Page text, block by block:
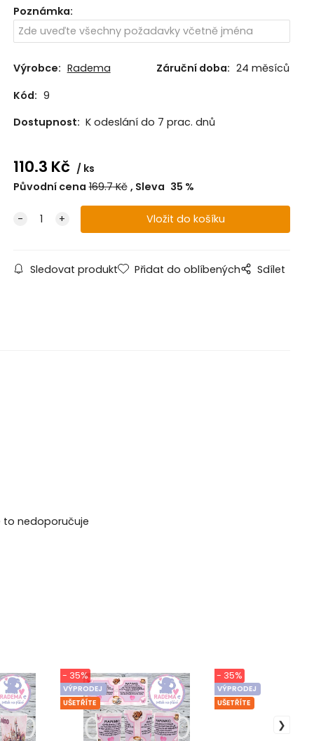
Poznámka:
Výrobce: Radema Záruční doba: 24 měsíců
Kód: 9
Dostupnost: K odeslání do 7 prac. dnů
110.3 Kč
ks
Původní cena 169.7Kč Sleva 35 %
Sledovat produkt Přidat do oblíbených Sdílet
to nedoporučuje
VÝPRODEJ
UŠETŘÍTE
- 35%
VÝPRODEJ
UŠETŘÍTE
- 35%